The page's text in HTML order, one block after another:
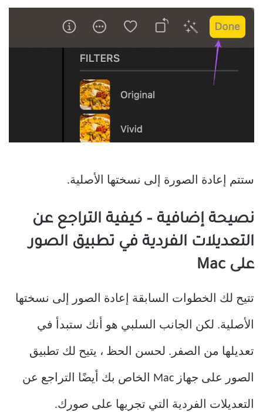
ستتم إعادة الصورة إلى نسختها الأصلية.
نصيحة إضافية – كيفية التراجع عن
التعديلات الفردية في تطبيق الصور
على Mac
تتيح لك الخطوات السابقة إعادة الصور إلى نسختها
الأصلية. لكن الجانب السلبي هو أنك ستبدأ في
تعديلها من الصفر. لحسن الحظ ، يتيح لك تطبيق
الصور على جهاز Mac الخاص بك أيضًا التراجع عن
التعديلات الفردية التي تجريها على صورك.